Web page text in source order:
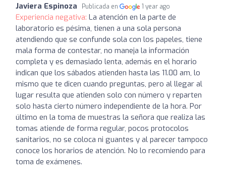
Javiera Espinoza Publicada en 1 year ago
Experiencia negativa: La atención en la parte de
laboratorio es pésima, tienen a una sola persona
atendiendo que se confunde sola con los papeles, tiene
mala forma de contestar, no maneja la información
completa y es demasiado lenta, además en el horario
indican que los sábados atienden hasta las 11.00 am, lo
mismo que te dicen cuando preguntas, pero al llegar al
lugar resulta que atienden solo con número y reparten
solo hasta cierto número independiente de la hora. Por
último en la toma de muestras la señora que realiza las
tomas atiende de forma regular, pocos protocolos
sanitarios, no se coloca ni guantes y al parecer tampoco
conoce los horarios de atención. No lo recomiendo para
toma de exámenes.